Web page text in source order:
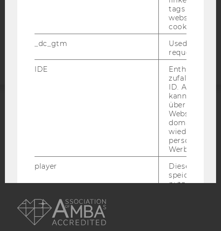
Barrierefreiheitserklärung
tags on the
website read
cookie.
_dc_gtm
Used to
request rate.
IDE
Enthält eine
ID. Anhand
kann Google
über
Websites
Werbung
player
Dieses Cookie
speichert